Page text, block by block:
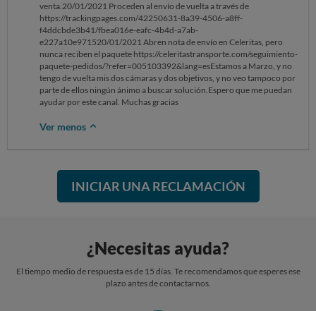
venta.20/01/2021 Proceden al envío de vuelta a través de
https://trackingpages.com/42250631-8a39-4506-a8ff-
f4ddcbde3b41/fbea016e-eafc-4b4d-a7ab-
e227a10e971520/01/2021 Abren nota de envío en Celeritas, pero
nunca reciben el paquete https://celeritastransporte.com/seguimiento-
paquete-pedidos/?refer=005103392&lang=esEstamos a Marzo, y no
tengo de vuelta mis dos cámaras y dos objetivos, y no veo tampoco por
parte de ellos ningún ánimo a buscar solución.Espero que me puedan
ayudar por este canal. Muchas gracias
Ver menos
INICIAR UNA RECLAMACIÓN
¿Necesitas ayuda?
El tiempo medio de respuesta es de 15 días. Te recomendamos que esperes ese
plazo antes de contactarnos.